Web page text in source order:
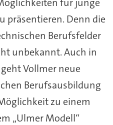
präsentieren. Denn die
Berufsfelder
unbekannt. Auch in
Vollmer neue
Berufsausbildung
zu einem
„Ulmer Modell“